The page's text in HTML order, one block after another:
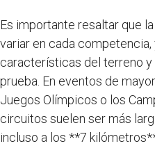
Es importante resaltar que
variar en cada competencia,
características del terreno
prueba. En eventos de
Juegos Olímpicos o los
circuitos suelen ser más
incluso a los **7